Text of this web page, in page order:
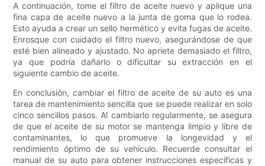
A continuación, tome el filtro de aceite nuevo y aplique una
fina capa de aceite nuevo a la junta de goma que lo rodea.
Esto ayuda a crear un sello hermético y evita fugas de aceite.
Enrosque con cuidado el filtro nuevo, asegurándose de que
esté bien alineado y ajustado. No apriete demasiado el filtro,
ya que podría dañarlo o dificultar su extracción en el
siguiente cambio de aceite.
En conclusión, cambiar el filtro de aceite de su auto es una
tarea de mantenimiento sencilla que se puede realizar en solo
cinco sencillos pasos. Al cambiarlo regularmente, se asegura
de que el aceite de su motor se mantenga limpio y libre de
contaminantes, lo que promueve la longevidad y el
rendimiento óptimo de su vehículo. Recuerde consultar el
manual de su auto para obtener instrucciones específicas y